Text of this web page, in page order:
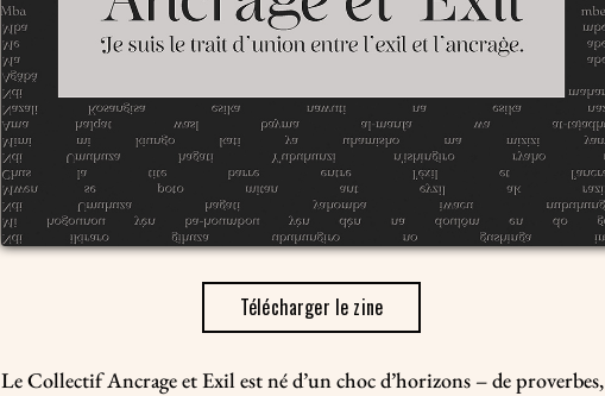
Télécharger le zine
Le Collectif Ancrage et Exil est né d’un choc d’horizons – de proverbes,